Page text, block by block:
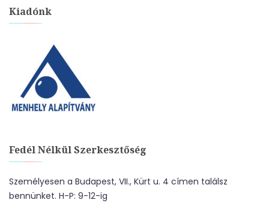
Kiadónk
Fedél Nélkül Szerkesztőség
Személyesen a Budapest, VII., Kürt u. 4 címen találsz
bennünket. H-P: 9-12-ig